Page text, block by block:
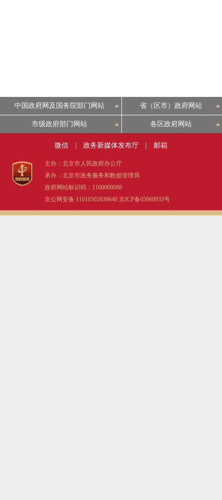
中国政府网及国务院部门网站 省（区市）政府网站
市级政府部门网站 各区政府网站
微信 政务新媒体发布厅 邮箱
主办：北京市人民政府办公厅
承办：北京市政务服务和数据管理局
政府网站标识码：1100000088
京公网安备 11010502039640 京ICP备05060933号